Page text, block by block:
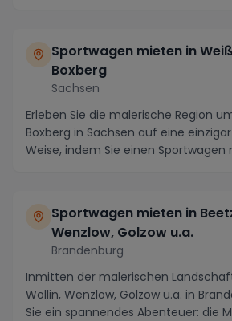
Sportwagen mieten in
Boxberg
Sachsen
Erleben Sie die malerische Region
Boxberg in Sachsen auf eine
Weise, indem Sie einen Sportwagen
Sportwagen mieten in
Wenzlow, Golzow u.a.
Brandenburg
Inmitten der malerischen
Wollin, Wenzlow, Golzow u.a. in
Sie ein spannendes Abenteuer: die